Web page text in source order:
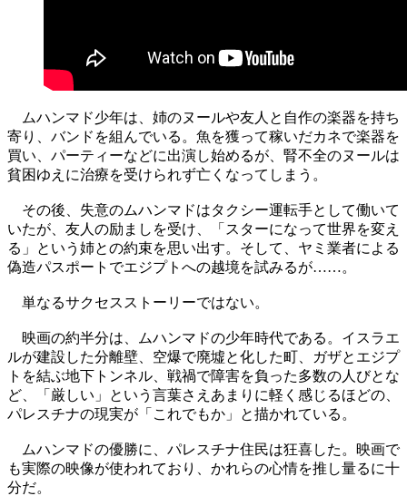
ムハンマド少年は、姉のヌールや友人と自作の楽器を持ち
寄り、バンドを組んでいる。魚を獲って稼いだカネで楽器を
買い、パーティーなどに出演し始めるが、腎不全のヌールは
貧困ゆえに治療を受けられず亡くなってしまう。
その後、失意のムハンマドはタクシー運転手として働いて
いたが、友人の励ましを受け、「スターになって世界を変え
る」という姉との約束を思い出す。そして、ヤミ業者による
偽造パスポートでエジプトへの越境を試みるが……。
単なるサクセスストーリーではない。
映画の約半分は、ムハンマドの少年時代である。イスラエ
ルが建設した分離壁、空爆で廃墟と化した町、ガザとエジプ
トを結ぶ地下トンネル、戦禍で障害を負った多数の人びとな
ど、「厳しい」という言葉さえあまりに軽く感じるほどの、
パレスチナの現実が「これでもか」と描かれている。
ムハンマドの優勝に、パレスチナ住民は狂喜した。映画で
も実際の映像が使われており、かれらの心情を推し量るに十
分だ。